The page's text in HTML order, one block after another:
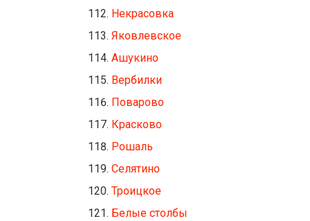
Некрасовка
Яковлевское
Ашукино
Вербилки
Поварово
Красково
Рошаль
Селятино
Троицкое
Белые столбы